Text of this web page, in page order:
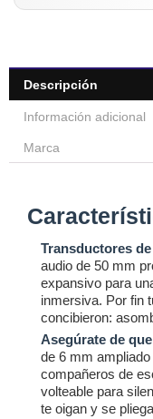
Descripción
Información adicional
Marca
Transductores
audio de 50 mm
expansivo para
inmersiva. Por fin
concibieron:
Asegúrate de
de 6 mm
compañeros de
volteable para
te oigan y se